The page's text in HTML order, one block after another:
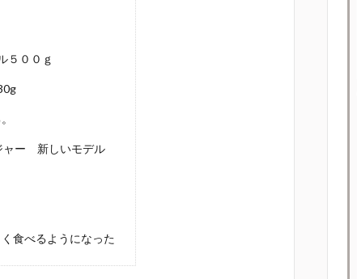
５００ｇ
ャー 新しいモデル
食べるようになった